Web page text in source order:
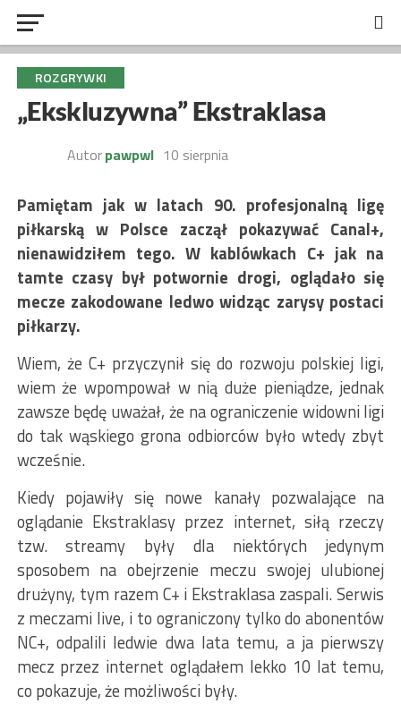
ROZGRYWKI
„Ekskluzywna” Ekstraklasa
Autorpawpwl 10 sierpnia
Pamiętam jak w latach 90. profesjonalną ligę
piłkarską w Polsce zaczął pokazywać Canal+,
nienawidziłem tego. W kablówkach C+ jak na
tamte czasy był potwornie drogi, oglądało się
mecze zakodowane ledwo widząc zarysy postaci
piłkarzy.
Wiem, że C+ przyczynił się do rozwoju polskiej ligi,
wiem że wpompował w nią duże pieniądze, jednak
zawsze będę uważał, że na ograniczenie widowni ligi
do tak wąskiego grona odbiorców było wtedy zbyt
wcześnie.
Kiedy pojawiły się nowe kanały pozwalające na
oglądanie Ekstraklasy przez internet, siłą rzeczy
tzw. streamy były dla niektórych jedynym
sposobem na obejrzenie meczu swojej ulubionej
drużyny, tym razem C+ i Ekstraklasa zaspali. Serwis
z meczami live, i to ograniczony tylko do abonentów
NC+, odpalili ledwie dwa lata temu, a ja pierwszy
mecz przez internet oglądałem lekko 10 lat temu,
co pokazuje, że możliwości były.